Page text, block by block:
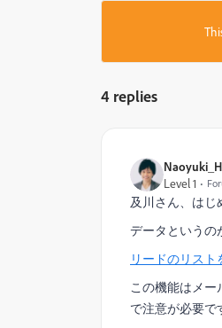
4 replies
Level 1
及川さん、はじ
データというの
リードのリスト
この機能はメ
で注意が必要で